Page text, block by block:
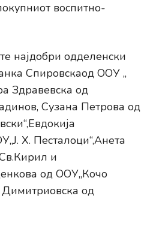
воспитно-
најдобри одделенски
Спировскаод OOУ „
Здравевска од
Сузана Петрова од
Х. Песталоци“,Анета
и
од ООУ„Кочо
од